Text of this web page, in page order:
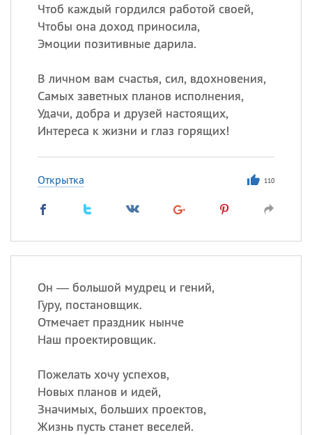
Чтоб каждый гордился работой своей,
Чтобы она доход приносила,
Эмоции позитивные дарила.
В личном вам счастья, сил, вдохновения,
Самых заветных планов исполнения,
Удачи, добра и друзей настоящих,
Интереса к жизни и глаз горящих!
Открытка 110
Он — большой мудрец и гений,
Гуру, постановщик.
Отмечает праздник нынче
Наш проектировщик.
Пожелать хочу успехов,
Новых планов и идей,
Значимых, больших проектов,
Жизнь пусть станет веселей.